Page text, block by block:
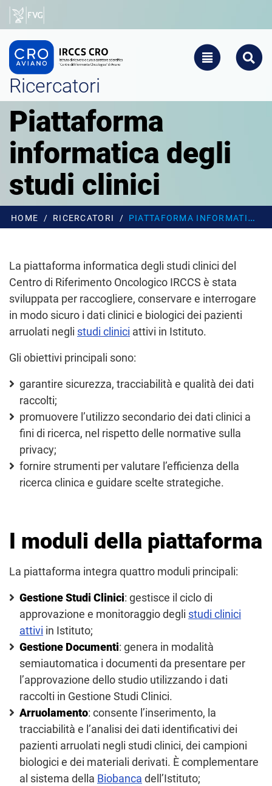
Salta al contenuto principale
CRO - Vai alla homepage
TOGGLE SEARCH
Ricercatori
Piattaforma
informatica degli
studi clinici
HOME RICERCATORI PIATTAFORMA INFORMATICA DEGLI STUDI CLINICI
La piattaforma informatica degli studi clinici del
Centro di Riferimento Oncologico IRCCS è stata
sviluppata per raccogliere, conservare e interrogare
in modo sicuro i dati clinici e biologici dei pazienti
arruolati negli studi clinici attivi in Istituto.
Gli obiettivi principali sono:
garantire sicurezza, tracciabilità e qualità dei dati
raccolti;
promuovere l’utilizzo secondario dei dati clinici a
fini di ricerca, nel rispetto delle normative sulla
privacy;
fornire strumenti per valutare l’efficienza della
ricerca clinica e guidare scelte strategiche.
I moduli della piattaforma
La piattaforma integra quattro moduli principali:
Gestione Studi Clinici: gestisce il ciclo di
approvazione e monitoraggio degli studi clinici
attivi in Istituto;
Gestione Documenti: genera in modalità
semiautomatica i documenti da presentare per
l’approvazione dello studio utilizzando i dati
raccolti in Gestione Studi Clinici.
Arruolamento: consente l’inserimento, la
tracciabilità e l’analisi dei dati identificativi dei
pazienti arruolati negli studi clinici, dei campioni
biologici e dei materiali derivati. È complementare
al sistema della Biobanca dell’Istituto;